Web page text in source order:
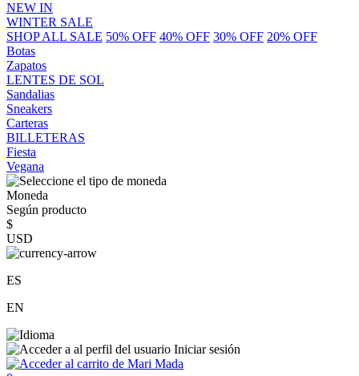
NEW IN
WINTER SALE
SHOP ALL SALE 50% OFF 40% OFF 30% OFF 20% OFF
Botas
Zapatos
LENTES DE SOL
Sandalias
Sneakers
Carteras
BILLETERAS
Fiesta
Vegana
Moneda
Según producto
$
USD
ES
EN
Iniciar sesión